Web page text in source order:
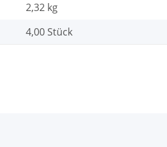
2,32 kg
4,00 Stück